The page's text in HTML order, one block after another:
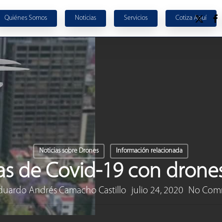
Quiénes Somos Noticias Servicios Cotiza Aquí
x-
twitter
Noticias sobre Drones Información relacionada
de Covid-19 con
Andrés Camacho Castillo julio 24, 2020 No